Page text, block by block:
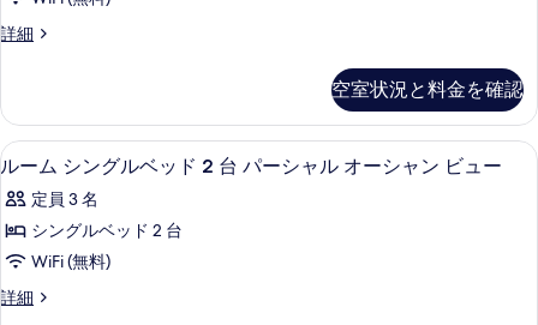
デ
の
す
べ
て
の
写
真
ガ
ー
デ
の
細
ン
グ
ベ
ッ
ド
2
台
オ
ー
詳細
ル
ン
グ
ル
ッ
ド
台
オ
ー
空室状況と料金を確認
ル
ー
ム
シ
ン
グ
高級寝具、セーフティボックス (室
4
ルーム シングルベッド 2 台 パーシャル オーシャン ビュー
定員 3 名
シングルベッド 2 台
WiFi (無料)
詳細
ル